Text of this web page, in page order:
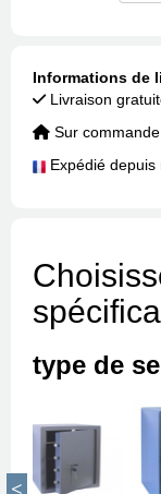
type de
Informations de
Livraison
Sur commande
Expédié